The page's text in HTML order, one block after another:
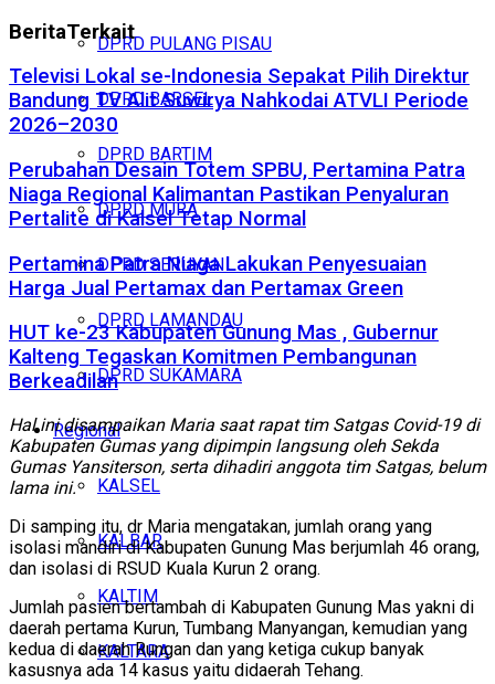
DPRD PULANG PISAU
DPRD BARSEL
DPRD BARTIM
DPRD MURA
DPRD SERUYAN
DPRD LAMANDAU
DPRD SUKAMARA
Regional
KALSEL
KALBAR
KALTIM
KALTARA
BeritaTerkait
Televisi Lokal se-Indonesia Sepakat Pilih Direktur
Bandung TV Alit Suwirya Nahkodai ATVLI Periode
2026–2030
Perubahan Desain Totem SPBU, Pertamina Patra
Niaga Regional Kalimantan Pastikan Penyaluran
Pertalite di Kalsel Tetap Normal
Pertamina Patra Niaga Lakukan Penyesuaian
Harga Jual Pertamax dan Pertamax Green
HUT ke-23 Kabupaten Gunung Mas , Gubernur
Kalteng Tegaskan Komitmen Pembangunan
Berkeadilan
Hal ini disampaikan Maria saat rapat tim Satgas Covid-19 di
Kabupaten Gumas yang dipimpin langsung oleh Sekda
Gumas Yansiterson, serta dihadiri anggota tim Satgas, belum
lama ini.
Di samping itu, dr Maria mengatakan, jumlah orang yang
isolasi mandiri di Kabupaten Gunung Mas berjumlah 46 orang,
dan isolasi di RSUD Kuala Kurun 2 orang.
Jumlah pasien bertambah di Kabupaten Gunung Mas yakni di
daerah pertama Kurun, Tumbang Manyangan, kemudian yang
kedua di daerah Rungan dan yang ketiga cukup banyak
kasusnya ada 14 kasus yaitu didaerah Tehang.